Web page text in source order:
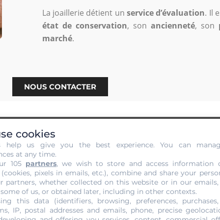
La joaillerie détient unservice d’évaluation. Il
état de conservation, son ancienneté, son
marché.
NOUS CONTACTER
Engagement de votre Or
C’est une phase qui va vous permettre de situer
Cash. De plus, vous n’aurez pas à vous engager pour
cookies
help us give you the best experience. You can
at any time.
105 partners, we wish to store and access information
(cookies, pixels in emails, etc.), combine and share your
partners, whether collected on this website or in our emails,
of us, or obtained later, including in other contexts.
this data (identifiers, browsing, preferences,
IP, postal addresses and emails, phone, precise